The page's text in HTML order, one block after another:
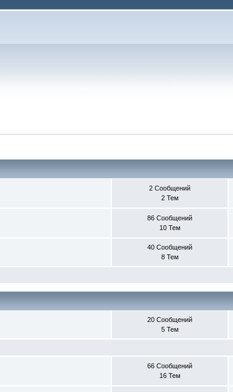
2 Сообщений
2 Тем
86 Сообщений
10 Тем
40 Сообщений
8 Тем
20 Сообщений
5 Тем
66 Сообщений
16 Тем